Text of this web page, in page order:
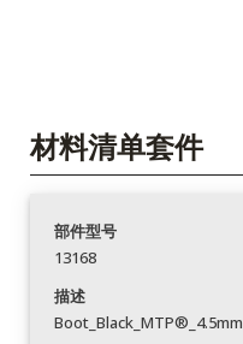
材料清单套件
部件型号
13168
描述
Boot_Black_MTP®_4.5mm